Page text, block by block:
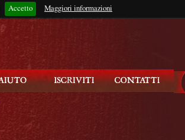
Accetto Maggiori informazioni
Rimani connesso?